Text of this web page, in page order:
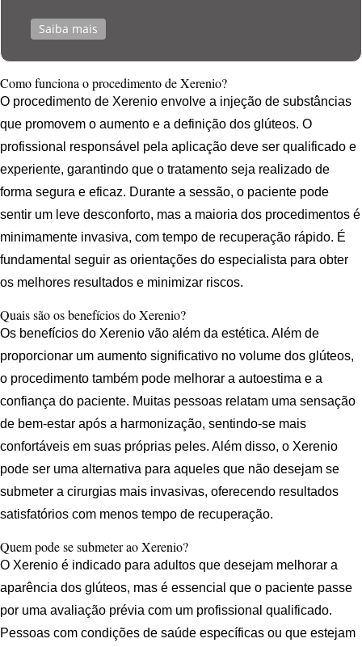
Saiba mais
Como funciona o procedimento de Xerenio?
O procedimento de Xerenio envolve a injeção de substâncias
que promovem o aumento e a definição dos glúteos. O
profissional responsável pela aplicação deve ser qualificado e
experiente, garantindo que o tratamento seja realizado de
forma segura e eficaz. Durante a sessão, o paciente pode
sentir um leve desconforto, mas a maioria dos procedimentos é
minimamente invasiva, com tempo de recuperação rápido. É
fundamental seguir as orientações do especialista para obter
os melhores resultados e minimizar riscos.
Quais são os benefícios do Xerenio?
Os benefícios do Xerenio vão além da estética. Além de
proporcionar um aumento significativo no volume dos glúteos,
o procedimento também pode melhorar a autoestima e a
confiança do paciente. Muitas pessoas relatam uma sensação
de bem-estar após a harmonização, sentindo-se mais
confortáveis em suas próprias peles. Além disso, o Xerenio
pode ser uma alternativa para aqueles que não desejam se
submeter a cirurgias mais invasivas, oferecendo resultados
satisfatórios com menos tempo de recuperação.
Quem pode se submeter ao Xerenio?
O Xerenio é indicado para adultos que desejam melhorar a
aparência dos glúteos, mas é essencial que o paciente passe
por uma avaliação prévia com um profissional qualificado.
Pessoas com condições de saúde específicas ou que estejam